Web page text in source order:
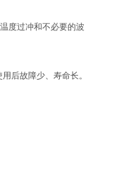
度过冲和不必要的波
后故障少、寿命长。